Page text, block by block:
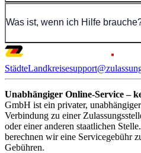
Was ist, wenn ich Hilfe
StädteLandkreise
Unabhängiger Online-Service –
GmbH ist ein privater,
Verbindung zu einer
oder einer anderen staatlichen
berechnen wir eine Servicegebühr
Gebühren.